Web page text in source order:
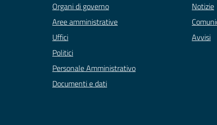
Organi di governo
Aree amministrative
Uffici
Politici
Personale Amministrativo
Documenti e dati
Notizie
Avvisi